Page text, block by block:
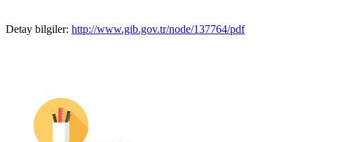
Detay bilgiler: http://www.gib.gov.tr/node/137764/pdf